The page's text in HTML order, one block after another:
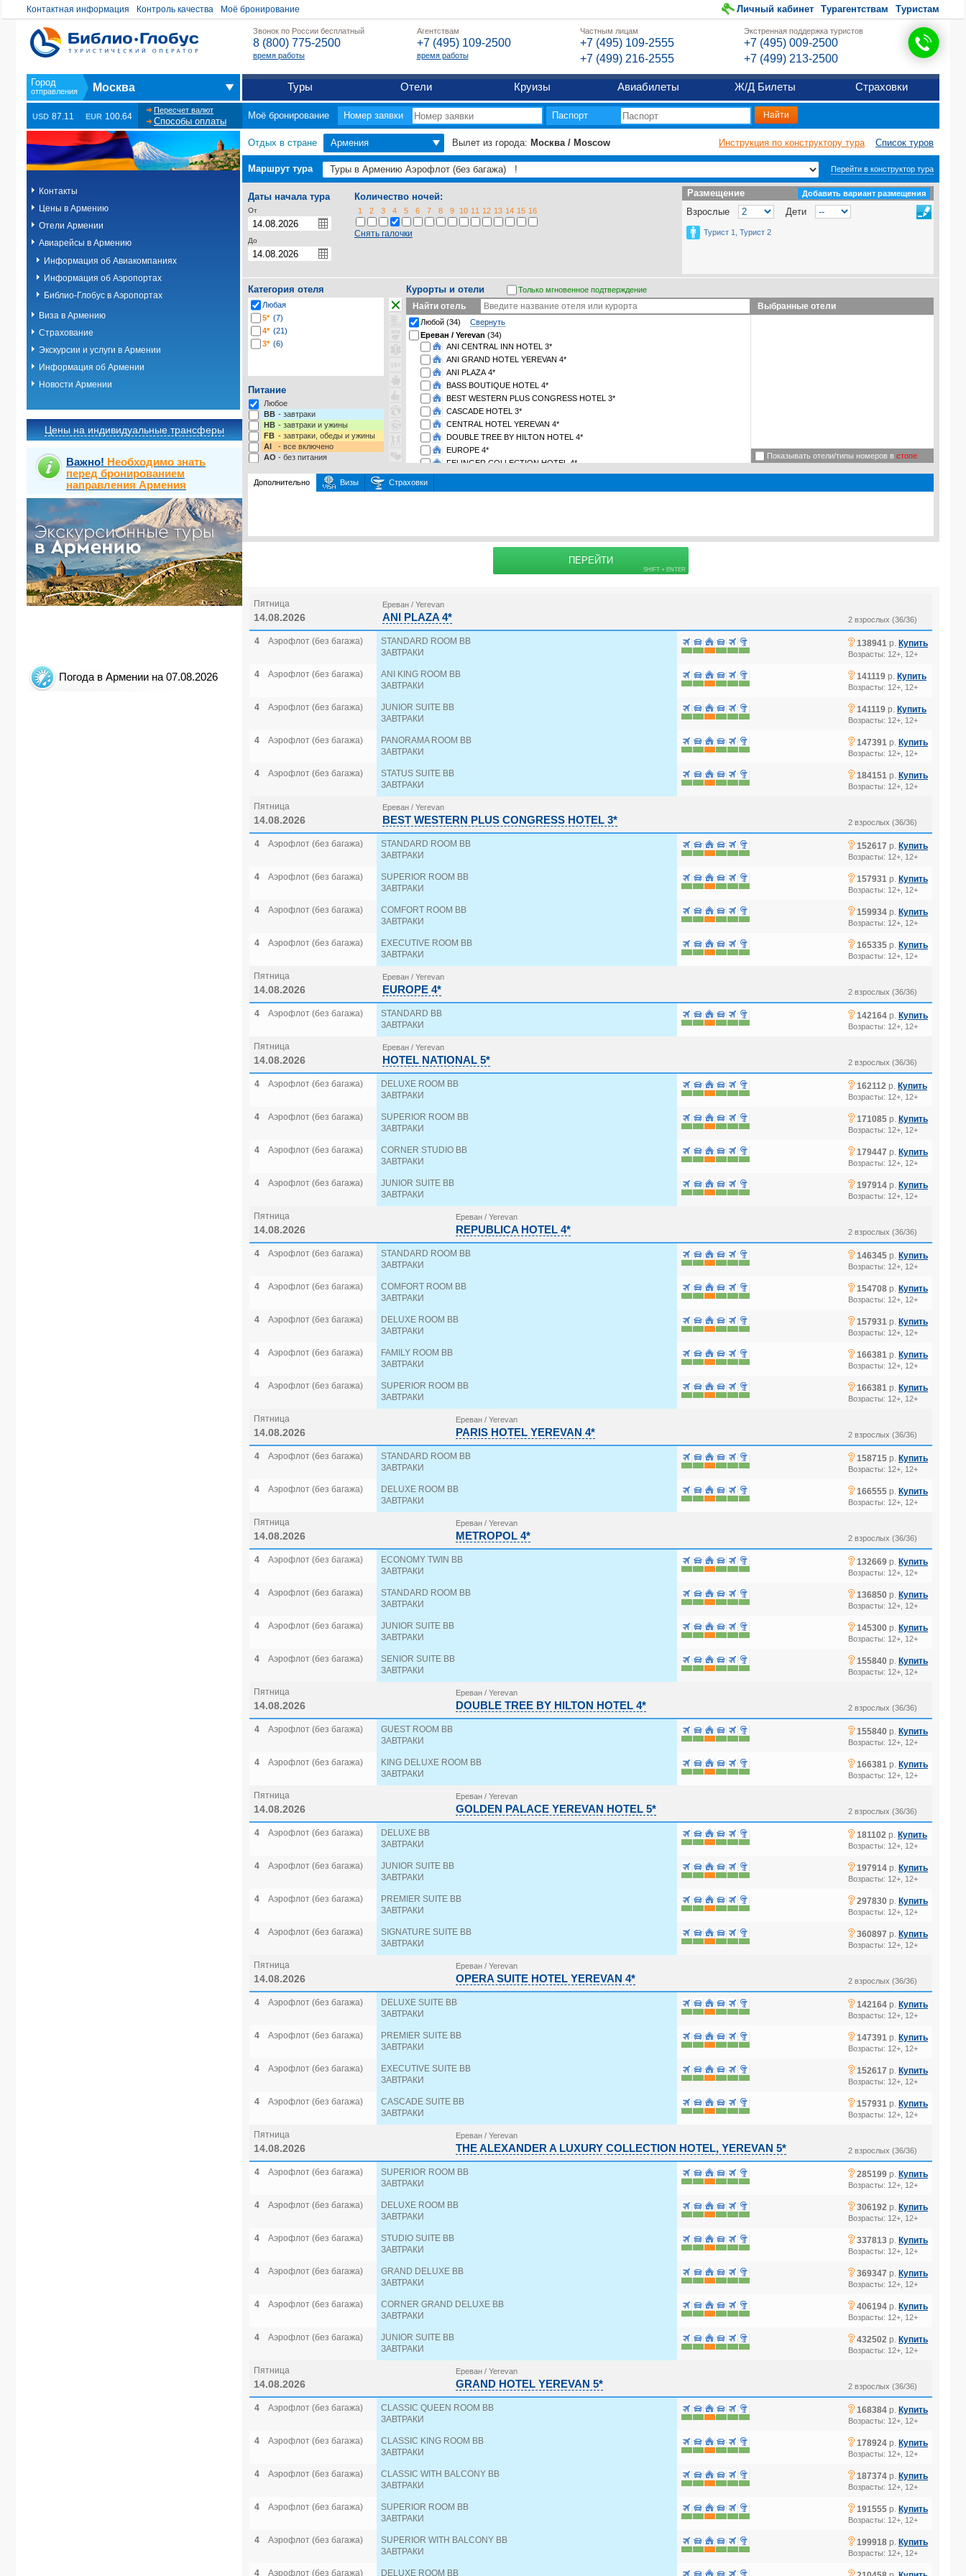
Контактная информация Контроль качества Моё бронирование Личный кабинет Турагентствам Туристам
Звонок по России бесплатный
8 (800) 775-2500
время работы
Агентствам
+7 (495) 109-2500
время работы
Частным лицам
+7 (495) 109-2555
+7 (499) 216-2555
Экстренная поддержка туристов
+7 (495) 009-2500
+7 (499) 213-2500
Москва Туры Отели Круизы Авиабилеты Ж/Д Билеты Страховки
USD 87.11 EUR 100.64
Пересчет валют
Способы оплаты
Моё бронирование Номер заявки Паспорт
Контакты
Цены в Армению
Отели Армении
Авиарейсы в Армению
Информация об Авиакомпаниях
Информация об Аэропортах
Библио-Глобус в Аэропортах
Виза в Армению
Страхование
Экскурсии и услуги в Армении
Информация об Армении
Новости Армении
Цены на индивидуальные трансферы
Важно! Необходимо знать
перед бронированием
направления Армения
Погода в Армении на 07.08.2026
Отдых в стране Армения Вылет из города: Москва / Moscow Инструкция по конструктору тура Список туров
Маршрут тура Перейти в конструктор тура
Даты начала тура
От
До
Размещение
Размещение Добавить вариант размещения
Взрослые Дети
Турист 1, Турист 2
Количество ночей:
1 2 3 4 5 6 7 8 9 10 11 12 13 14 15 16
Снять галочки
Категория отеля
Любая
5* (7)
4* (21)
3* (6)
Питание
Любое
BB - завтраки
HB - завтраки и ужины
FB - завтраки, обеды и ужины
AI
- все включено
AO - без питания
Только мгновенное подтверждение
Показывать отели/типы номеров в стопе
Выбранные отели
Курорты и отели
Найти отель
Любой (34)
Свернуть
Ереван / Yerevan (34)
ANI CENTRAL INN HOTEL 3*
ANI GRAND HOTEL YEREVAN 4*
ANI PLAZA 4*
BASS BOUTIQUE HOTEL 4*
BEST WESTERN PLUS CONGRESS HOTEL 3*
CASCADE HOTEL 3*
CENTRAL HOTEL YEREVAN 4*
DOUBLE TREE BY HILTON HOTEL 4*
EUROPE 4*
FELINGER COLLECTION HOTEL 4*
GOLDEN PALACE YEREVAN HOTEL 5*
HOLIDAY INN YEREVAN - REPUBLIC SQUARE, AN IHG HOTEL 4*
METROPOL 4*
OPERA SUITE HOTEL YEREVAN 4*
ORBELI HOTEL 3*
PRESIDENT HOTEL 4*
REPUBLICA HOTEL 4*
YEREVAN PLACE HOTEL 4*
Дополнительно Визы Страховки
ПЕРЕЙТИ
Пятница
14.08.2026
Ереван / Yerevan
ANI PLAZA 4* 2 взрослых (36/36)
4 Аэрофлот (без багажа)
STANDARD ROOM BB
ЗАВТРАКИ
? 138941 р. Купить
Возрасты: 12+, 12+
4 Аэрофлот (без багажа)
ANI KING ROOM BB
ЗАВТРАКИ
? 141119 р. Купить
Возрасты: 12+, 12+
4 Аэрофлот (без багажа)
JUNIOR SUITE BB
ЗАВТРАКИ
? 141119 р. Купить
Возрасты: 12+, 12+
4 Аэрофлот (без багажа)
PANORAMA ROOM BB
ЗАВТРАКИ
? 147391 р. Купить
Возрасты: 12+, 12+
4 Аэрофлот (без багажа)
STATUS SUITE BB
ЗАВТРАКИ
? 184151 р. Купить
Возрасты: 12+, 12+
Пятница
14.08.2026
Ереван / Yerevan
BEST WESTERN PLUS CONGRESS HOTEL 3* 2 взрослых (36/36)
4 Аэрофлот (без багажа)
STANDARD ROOM BB
ЗАВТРАКИ
? 152617 р. Купить
Возрасты: 12+, 12+
4 Аэрофлот (без багажа)
SUPERIOR ROOM BB
ЗАВТРАКИ
? 157931 р. Купить
Возрасты: 12+, 12+
4 Аэрофлот (без багажа)
COMFORT ROOM BB
ЗАВТРАКИ
? 159934 р. Купить
Возрасты: 12+, 12+
4 Аэрофлот (без багажа)
EXECUTIVE ROOM BB
ЗАВТРАКИ
? 165335 р. Купить
Возрасты: 12+, 12+
Пятница
14.08.2026
Ереван / Yerevan
EUROPE 4* 2 взрослых (36/36)
4 Аэрофлот (без багажа)
STANDARD BB
ЗАВТРАКИ
? 142164 р. Купить
Возрасты: 12+, 12+
Пятница
14.08.2026
Ереван / Yerevan
HOTEL NATIONAL 5* 2 взрослых (36/36)
4 Аэрофлот (без багажа)
DELUXE ROOM BB
ЗАВТРАКИ
? 162112 р. Купить
Возрасты: 12+, 12+
4 Аэрофлот (без багажа)
SUPERIOR ROOM BB
ЗАВТРАКИ
? 171085 р. Купить
Возрасты: 12+, 12+
4 Аэрофлот (без багажа)
CORNER STUDIO BB
ЗАВТРАКИ
? 179447 р. Купить
Возрасты: 12+, 12+
4 Аэрофлот (без багажа)
JUNIOR SUITE BB
ЗАВТРАКИ
? 197914 р. Купить
Возрасты: 12+, 12+
Пятница
14.08.2026
Ереван / Yerevan
REPUBLICA HOTEL 4* 2 взрослых (36/36)
4 Аэрофлот (без багажа)
STANDARD ROOM BB
ЗАВТРАКИ
? 146345 р. Купить
Возрасты: 12+, 12+
4 Аэрофлот (без багажа)
COMFORT ROOM BB
ЗАВТРАКИ
? 154708 р. Купить
Возрасты: 12+, 12+
4 Аэрофлот (без багажа)
DELUXE ROOM BB
ЗАВТРАКИ
? 157931 р. Купить
Возрасты: 12+, 12+
4 Аэрофлот (без багажа)
FAMILY ROOM BB
ЗАВТРАКИ
? 166381 р. Купить
Возрасты: 12+, 12+
4 Аэрофлот (без багажа)
SUPERIOR ROOM BB
ЗАВТРАКИ
? 166381 р. Купить
Возрасты: 12+, 12+
Пятница
14.08.2026
Ереван / Yerevan
PARIS HOTEL YEREVAN 4* 2 взрослых (36/36)
4 Аэрофлот (без багажа)
STANDARD ROOM BB
ЗАВТРАКИ
? 158715 р. Купить
Возрасты: 12+, 12+
4 Аэрофлот (без багажа)
DELUXE ROOM BB
ЗАВТРАКИ
? 166555 р. Купить
Возрасты: 12+, 12+
Пятница
14.08.2026
Ереван / Yerevan
METROPOL 4* 2 взрослых (36/36)
4 Аэрофлот (без багажа)
ECONOMY TWIN BB
ЗАВТРАКИ
? 132669 р. Купить
Возрасты: 12+, 12+
4 Аэрофлот (без багажа)
STANDARD ROOM BB
ЗАВТРАКИ
? 136850 р. Купить
Возрасты: 12+, 12+
4 Аэрофлот (без багажа)
JUNIOR SUITE BB
ЗАВТРАКИ
? 145300 р. Купить
Возрасты: 12+, 12+
4 Аэрофлот (без багажа)
SENIOR SUITE BB
ЗАВТРАКИ
? 155840 р. Купить
Возрасты: 12+, 12+
Пятница
14.08.2026
Ереван / Yerevan
DOUBLE TREE BY HILTON HOTEL 4* 2 взрослых (36/36)
4 Аэрофлот (без багажа)
GUEST ROOM BB
ЗАВТРАКИ
? 155840 р. Купить
Возрасты: 12+, 12+
4 Аэрофлот (без багажа)
KING DELUXE ROOM BB
ЗАВТРАКИ
? 166381 р. Купить
Возрасты: 12+, 12+
Пятница
14.08.2026
Ереван / Yerevan
GOLDEN PALACE YEREVAN HOTEL 5* 2 взрослых (36/36)
4 Аэрофлот (без багажа)
DELUXE BB
ЗАВТРАКИ
? 181102 р. Купить
Возрасты: 12+, 12+
4 Аэрофлот (без багажа)
JUNIOR SUITE BB
ЗАВТРАКИ
? 197914 р. Купить
Возрасты: 12+, 12+
4 Аэрофлот (без багажа)
PREMIER SUITE BB
ЗАВТРАКИ
? 297830 р. Купить
Возрасты: 12+, 12+
4 Аэрофлот (без багажа)
SIGNATURE SUITE BB
ЗАВТРАКИ
? 360897 р. Купить
Возрасты: 12+, 12+
Пятница
14.08.2026
Ереван / Yerevan
OPERA SUITE HOTEL YEREVAN 4* 2 взрослых (36/36)
4 Аэрофлот (без багажа)
DELUXE SUITE BB
ЗАВТРАКИ
? 142164 р. Купить
Возрасты: 12+, 12+
4 Аэрофлот (без багажа)
PREMIER SUITE BB
ЗАВТРАКИ
? 147391 р. Купить
Возрасты: 12+, 12+
4 Аэрофлот (без багажа)
EXECUTIVE SUITE BB
ЗАВТРАКИ
? 152617 р. Купить
Возрасты: 12+, 12+
4 Аэрофлот (без багажа)
CASCADE SUITE BB
ЗАВТРАКИ
? 157931 р. Купить
Возрасты: 12+, 12+
Пятница
14.08.2026
Ереван / Yerevan
THE ALEXANDER A LUXURY COLLECTION HOTEL, YEREVAN 5* 2 взрослых (36/36)
4 Аэрофлот (без багажа)
SUPERIOR ROOM BB
ЗАВТРАКИ
? 285199 р. Купить
Возрасты: 12+, 12+
4 Аэрофлот (без багажа)
DELUXE ROOM BB
ЗАВТРАКИ
? 306192 р. Купить
Возрасты: 12+, 12+
4 Аэрофлот (без багажа)
STUDIO SUITE BB
ЗАВТРАКИ
? 337813 р. Купить
Возрасты: 12+, 12+
4 Аэрофлот (без багажа)
GRAND DELUXE BB
ЗАВТРАКИ
? 369347 р. Купить
Возрасты: 12+, 12+
4 Аэрофлот (без багажа)
CORNER GRAND DELUXE BB
ЗАВТРАКИ
? 406194 р. Купить
Возрасты: 12+, 12+
4 Аэрофлот (без багажа)
JUNIOR SUITE BB
ЗАВТРАКИ
? 432502 р. Купить
Возрасты: 12+, 12+
Пятница
14.08.2026
Ереван / Yerevan
GRAND HOTEL YEREVAN 5* 2 взрослых (36/36)
4 Аэрофлот (без багажа)
CLASSIC QUEEN ROOM BB
ЗАВТРАКИ
? 168384 р. Купить
Возрасты: 12+, 12+
4 Аэрофлот (без багажа)
CLASSIC KING ROOM BB
ЗАВТРАКИ
? 178924 р. Купить
Возрасты: 12+, 12+
4 Аэрофлот (без багажа)
CLASSIC WITH BALCONY BB
ЗАВТРАКИ
? 187374 р. Купить
Возрасты: 12+, 12+
4 Аэрофлот (без багажа)
SUPERIOR ROOM BB
ЗАВТРАКИ
? 191555 р. Купить
Возрасты: 12+, 12+
4 Аэрофлот (без багажа)
SUPERIOR WITH BALCONY BB
ЗАВТРАКИ
? 199918 р. Купить
Возрасты: 12+, 12+
4 Аэрофлот (без багажа) DELUXE ROOM BB